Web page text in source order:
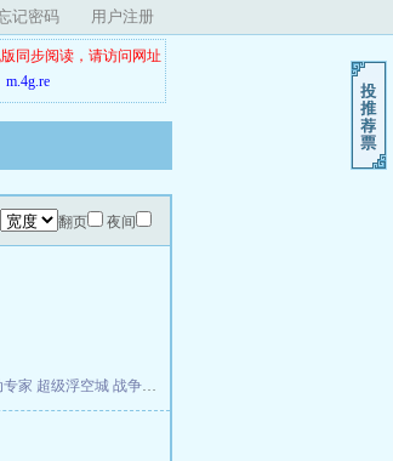
记密码 用户注册
同步阅读，请访问网址
m.4g.re
翻页 夜间
专家 超级浮空城 战争天堂